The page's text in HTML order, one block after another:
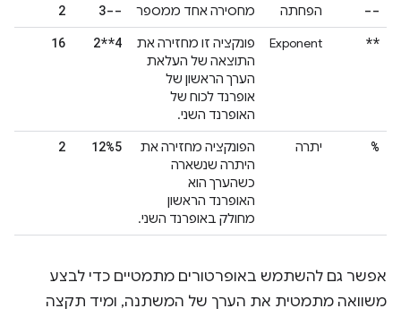
-- הפחתה מחסירה אחד ממספר 3--
2
**
Exponent
פונקציה זו מחזירה את
התוצאה של העלאת
הערך הראשון של
אופרנד לכוח של
האופרנד השני.
2**4
16
% יתרה
הפונקציה מחזירה את
היתרה שנשארה
כשהערך הוא
האופרנד הראשון
מחולק באופרנד השני.
12%5
2
אפשר גם להשתמש באופרטורים מתמטיים כדי לבצע
משוואה מתמטית את הערך של המשתנה, ומיד תקצה